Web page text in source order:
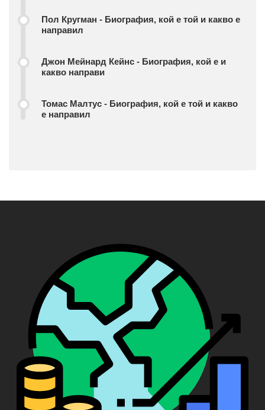
Пол Кругман - Биография, кой е той и какво е
направил
Джон Мейнард Кейнс - Биография, кой е и
какво направи
Томас Малтус - Биография, кой е той и какво
е направил